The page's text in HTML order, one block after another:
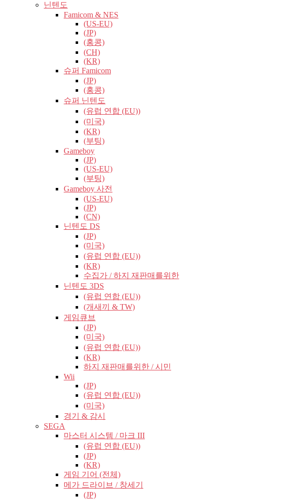
닌텐도
Famicom & NES
(US-EU)
(JP)
(홍콩)
(CH)
(KR)
슈퍼 Famicom
(JP)
(홍콩)
슈퍼 닌텐도
(유럽​​ 연합 (EU))
(미국)
(KR)
(부팅)
Gameboy
(JP)
(US-EU)
(부팅)
Gameboy 사전
(US-EU)
(JP)
(CN)
닌텐도 DS
(JP)
(미국)
(유럽​​ 연합 (EU))
(KR)
수집가 / 하지 재판매를위한
닌텐도 3DS
(유럽​​ 연합 (EU))
(개새끼 & TW)
게임큐브
(JP)
(미국)
(유럽​​ 연합 (EU))
(KR)
하지 재판매를위한 / 시민
Wii
(JP)
(유럽​​ 연합 (EU))
(미국)
경기 & 감시
SEGA
마스터 시스템 / 마크 III
(유럽​​ 연합 (EU))
(JP)
(KR)
게임 기어 (전체)
메가 드라이브 / 창세기
(JP)